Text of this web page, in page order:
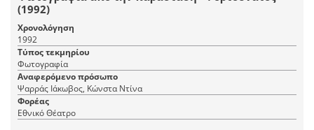
(1992)
Χρονολόγηση
1992
Τύπος τεκμηρίου
Φωτογραφία
Αναφερόμενο πρόσωπο
Ψαρράς Ιάκωβος, Κώνστα Ντίνα
Φορέας
Εθνικό Θέατρο